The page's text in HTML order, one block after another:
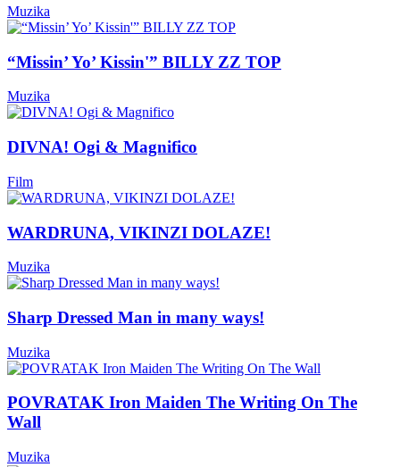
Muzika
“Missin’ Yo’ Kissin'” BILLY ZZ TOP
Muzika
DIVNA! Ogi & Magnifico
Film
WARDRUNA, VIKINZI DOLAZE!
Muzika
Sharp Dressed Man in many ways!
Muzika
POVRATAK Iron Maiden The Writing On The
Wall
Muzika